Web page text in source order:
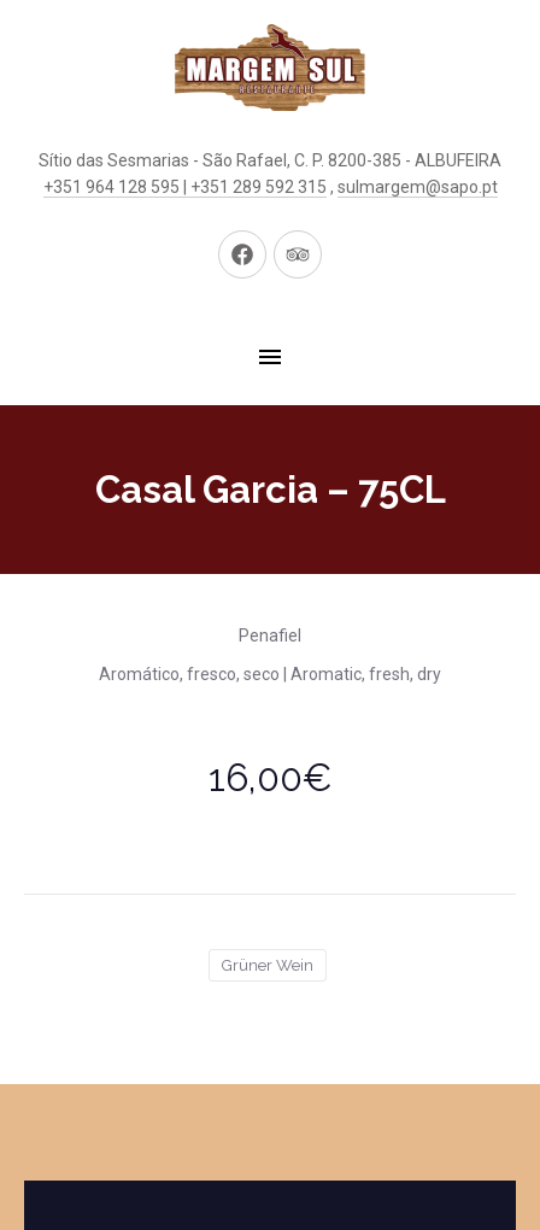
Sítio das Sesmarias - São Rafael, C. P. 8200-385 - ALBUFEIRA
+351 964 128 595 | +351 289 592 315 , sulmargem@sapo.pt
Neues Neues
Casal Garcia – 75CL
Penafiel
Aromático, fresco, seco | Aromatic, fresh, dry
16,00€
Grüner Wein